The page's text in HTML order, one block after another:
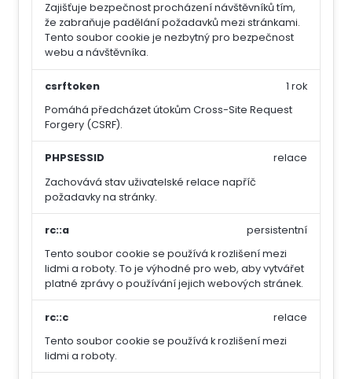
Zajišťuje bezpečnost procházení návštěvníků tím,
že zabraňuje padělání požadavků mezi stránkami.
Tento soubor cookie je nezbytný pro bezpečnost
webu a návštěvníka.
csrftoken
Pomáhá předcházet útokům Cross-Site Request
Forgery (CSRF).
1 rok
PHPSESSID
Zachovává stav uživatelské relace napříč
požadavky na stránky.
relace
rc::a
Tento soubor cookie se používá k rozlišení mezi
lidmi a roboty. To je výhodné pro web, aby vytvářet
platné zprávy o používání jejich webových stránek.
persistentní
rc::c
Tento soubor cookie se používá k rozlišení mezi
lidmi a roboty.
relace